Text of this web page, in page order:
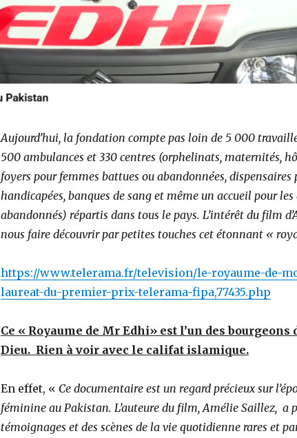
Aujourd’hui, la fondation compte pas loin de 5 000
500 ambulances et 330 centres (orphelinats, maternités,
foyers pour femmes battues ou abandonnées, dispensaires
handicapées, banques de sang et même un accueil pour
abandonnés) répartis dans tous le pays. L’intérêt du film
nous faire découvrir par petites touches cet étonnant «
https://www.telerama.fr/television/le-royaume-de-
laureat-du-premier-prix-telerama-fipa,77435.php
Ce « Royaume de Mr Edhi» est l’un des bourgeons
Dieu. Rien à voir avec le califat islamique.
En effet, « Ce documentaire est un regard précieux sur
féminine au Pakistan. L’auteure du film, Amélie Saillez, a
témoignages et des scènes de la vie quotidienne rares et